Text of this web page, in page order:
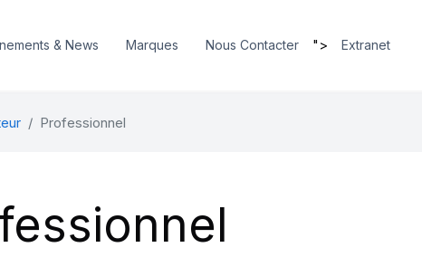
& News Marques Nous Contacter "> Extranet
Professionnel